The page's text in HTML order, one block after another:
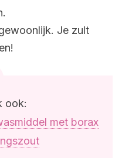
Je zult
ook:
met borax